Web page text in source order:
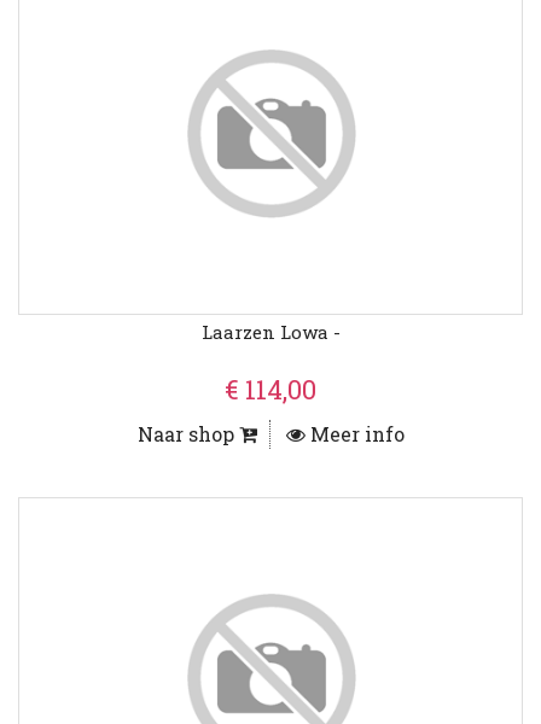
Laarzen Lowa -
€ 114,00
Naar shop Meer info